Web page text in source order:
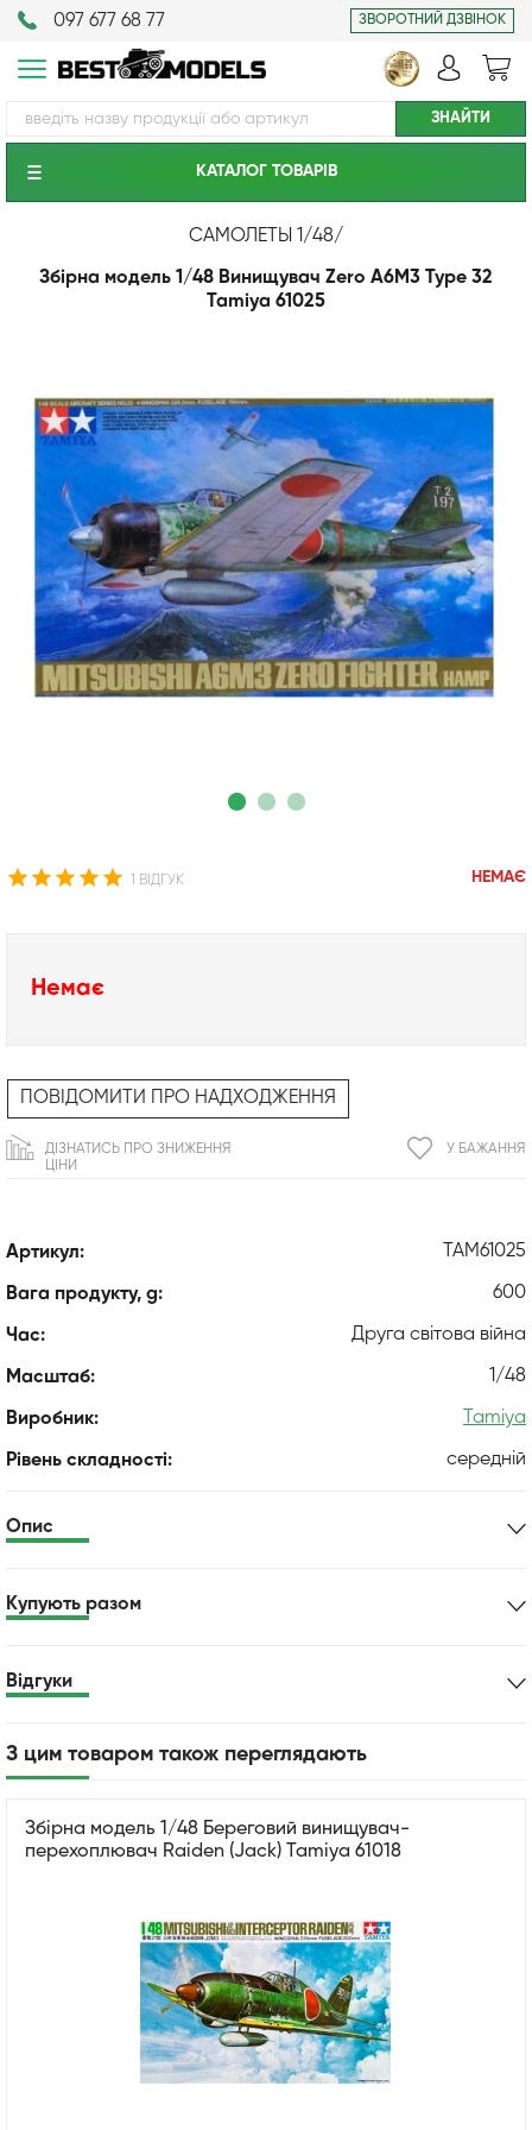
097 677 68 77 ЗВОРОТНИЙ ДЗВІНОК
КАТАЛОГ ТОВАРIВ
САМОЛЕТЫ 1/48/
Збірна модель 1/48 Винищувач Zero A6M3 Type 32
Tamiya 61025
1 ВІДГУК НЕМАЄ
Артикул: TAM61025
Вага продукту, g: 600
Час: Друга світова війна
Масштаб: 1/48
Виробник: Tamiya
Рівень складності: середній
Немає
ПОВІДОМИТИ ПРО НАДХОДЖЕННЯ
У БАЖАННЯ
ДІЗНАТИСЬ ПРО ЗНИЖЕННЯ
ЦІНИ
Опис
Купують разом
Відгуки
З цим товаром також переглядають
Збірна модель 1/48 Береговий винищувач-
перехоплювач Raiden (Jack) Tamiya 61018